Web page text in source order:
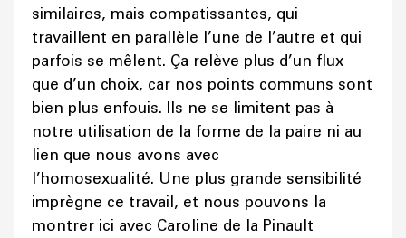
similaires, mais compatissantes, qui
travaillent en parallèle l’une de l’autre et qui
parfois se mêlent. Ça relève plus d’un flux
que d’un choix, car nos points communs sont
bien plus enfouis. Ils ne se limitent pas à
notre utilisation de la forme de la paire ni au
lien que nous avons avec
l’homosexualité. Une plus grande sensibilité
imprègne ce travail, et nous pouvons la
montrer ici avec Caroline de la Pinault